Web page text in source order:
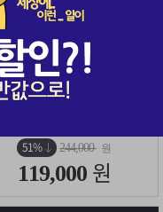
1+1 이벤트 적용4병
51% 244,000 원
119,000 원